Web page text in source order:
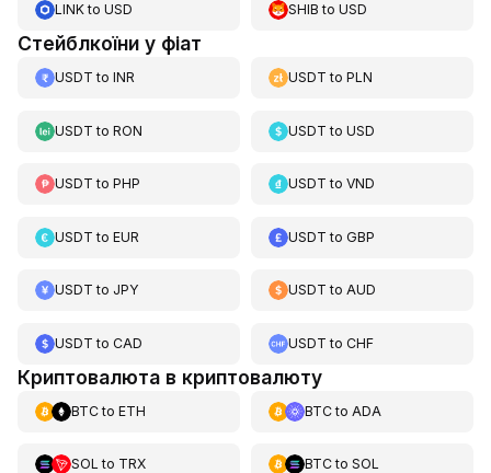
LINKto USD SHIB toUSD
Стейблкоїни у фіат
USDT to INR USDT toPLN
USDT to RON USDT toUSD
USDT to PHP USDT toVND
USDT to EUR USDT toGBP
USDT to JPY USDT toAUD
USDT to CAD USDT toCHF
Криптовалюта в криптовалюту
BTCto ETH BTCto ADA
SOL to TRX BTCto SOL